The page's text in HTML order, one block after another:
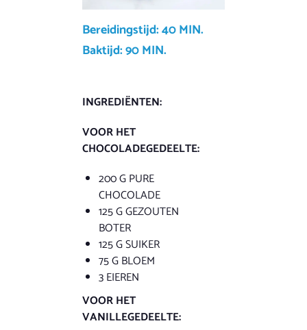
Bereidingstijd: 40 MIN.
Baktijd: 90 MIN.
INGREDIËNTEN:
VOOR HET
CHOCOLADEGEDEELTE:
200 G PURE
CHOCOLADE
125 G GEZOUTEN
BOTER
125 G SUIKER
75 G BLOEM
3 EIEREN
VOOR HET
VANILLEGEDEELTE: